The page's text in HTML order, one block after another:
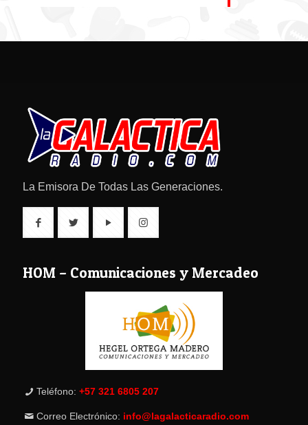
La Emisora De Todas Las Generaciones.
HOM – Comunicaciones y Mercadeo
Teléfono: +57 321 6805 207
Correo Electrónico: info@lagalacticaradio.com